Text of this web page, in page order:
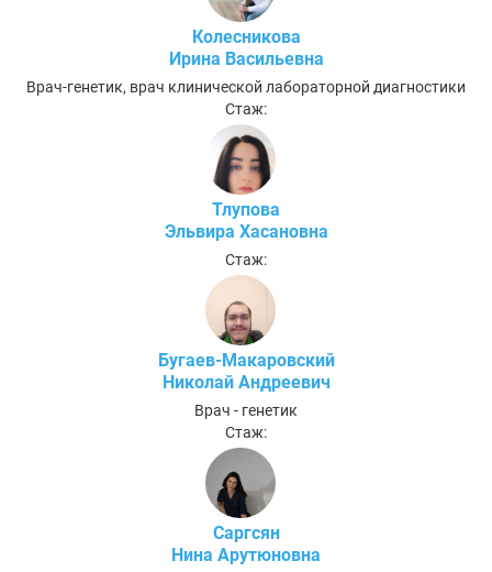
Колесникова
Ирина Васильевна
Врач-генетик, врач клинической лабораторной диагностики
Стаж:
Тлупова
Эльвира Хасановна
Стаж:
Бугаев-Макаровский
Николай Андреевич
Врач - генетик
Стаж:
Саргсян
Нина Арутюновна